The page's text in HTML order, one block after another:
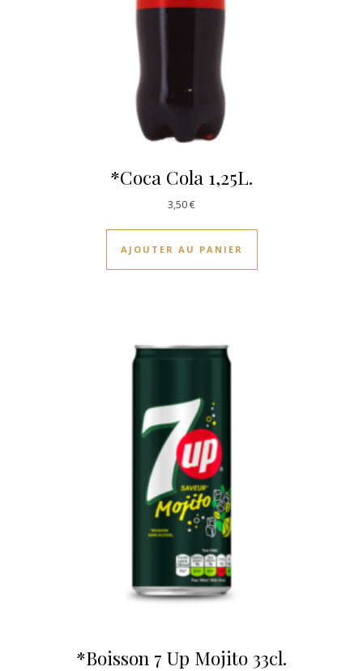
*Coca Cola 1,25L.
3,50€
AJOUTER AU PANIER
*Boisson 7 Up Mojito 33cl.